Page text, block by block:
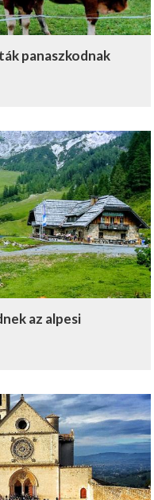
panaszkodnak
az alpesi